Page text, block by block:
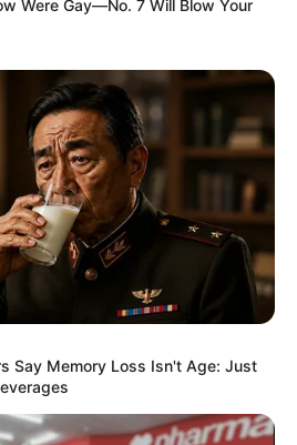
Were Gay—No. 7 Will Blow Your
Say Memory Loss Isn't Age: Just